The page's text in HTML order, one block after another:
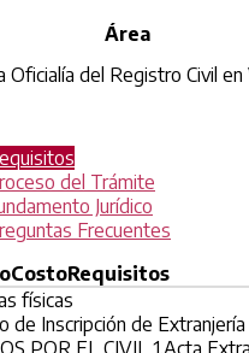
Área
Oficialía del Registro Civil en
del Trámite
Jurídico
Frecuentes
CostoRequisitos
físicas
de Inscripción de